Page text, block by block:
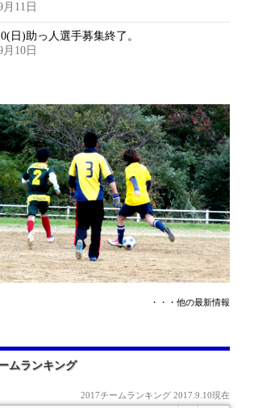
月11日
日)助っ人選手募集終了。
月10日
・・・他の最新情報
ムランキング
2017チームランキング 2017.9.10現在